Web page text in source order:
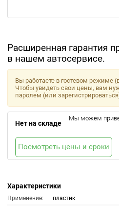
Расширенная гарантия
в нашем автосервисе.
Характеристики
Применение:
пластик
Вы работаете в гостевом режиме
Чтобы увидеть свои цены, вам
паролем (или
Нет на складе
Мы можем
Посмотреть цены и сроки